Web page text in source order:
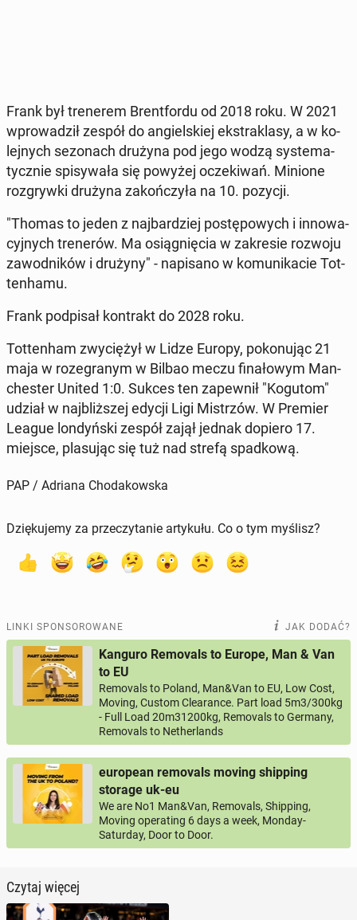
Frank był tre­ne­rem Brent­for­du od 2018 roku. W 2021
wpro­wa­dził zespół do an­giel­skiej eks­tra­kla­sy, a w ko­
lej­nych se­zo­nach drużyna pod jego wodzą sys­te­ma­
tycz­nie spi­sy­wa­ła się powyżej ocze­ki­wań. Minione
roz­gryw­ki drużyna za­koń­czy­ła na 10. pozycji.
"Thomas to jeden z naj­bar­dziej po­stę­po­wych i in­no­wa­
cyj­nych tre­ne­rów. Ma osią­gnię­cia w za­kre­sie rozwoju
za­wod­ni­ków i drużyny" - na­pi­sa­no w ko­mu­ni­ka­cie Tot­
ten­ha­mu.
Frank pod­pi­sał kon­trakt do 2028 roku.
Tot­ten­ham zwy­cię­żył w Lidze Europy, po­ko­nu­jąc 21
maja w ro­ze­gra­nym w Bilbao meczu fi­na­ło­wym Man­
che­ster United 1:0. Sukces ten za­pew­nił "Kogutom"
udział w naj­bliż­szej edycji Ligi Mi­strzów. W Premier
League lon­dyń­ski zespół zajął jednak dopiero 17.
miejsce, pla­su­jąc się tuż nad strefą spad­ko­wą.
PAP / Adriana Chodakowska
Dziękujemy za przeczytanie artykułu. Co o tym myślisz?
LINKI SPONSOROWANE JAK DODAĆ?
Kanguro Removals to Europe, Man & Van
to EU
Removals to Poland, Man&Van to EU, Low Cost,
Moving, Custom Clearance. Part load 5m3/300kg
- Full Load 20m31200kg, Removals to Germany,
Removals to Netherlands
european removals moving shipping
storage uk-eu
We are No1 Man&Van, Removals, Shipping,
Moving operating 6 days a week, Monday-
Saturday, Door to Door.
Czytaj więcej